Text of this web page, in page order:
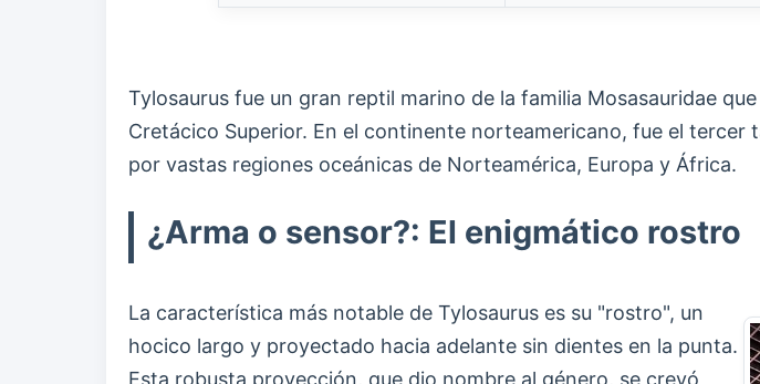
Tylosaurus fue un gran reptil marino de la familia Mosasauridae
Cretácico Superior. En el continente norteamericano, fue el
por vastas regiones oceánicas de Norteamérica, Europa y África.
¿Arma o sensor?: El enigmático rostro
La característica más notable de Tylosaurus es su "rostro", un
hocico largo y proyectado hacia adelante sin dientes en la punta.
Esta robusta proyección, que dio nombre al género, se creyó